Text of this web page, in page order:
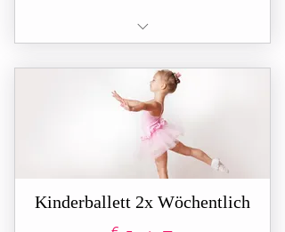
Kinderballett 2x Wöchentlich